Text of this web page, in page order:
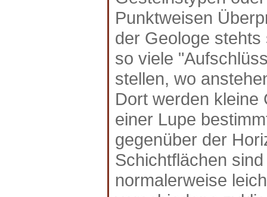
Punktweisen
der Geologe
so viele
stellen, wo
Dort werden kleine
einer Lupe
gegenüber der
Schichtflächen
normalerweise